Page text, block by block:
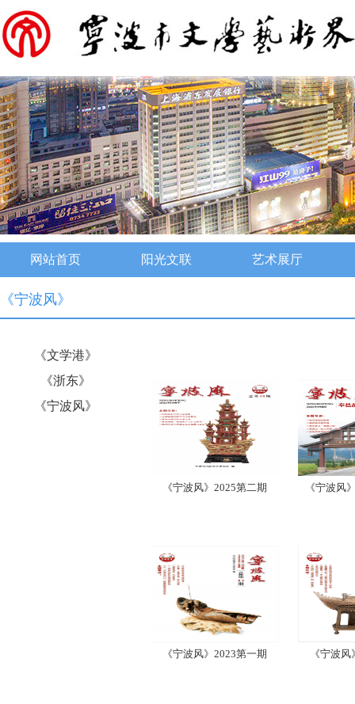
网站首页 阳光文联 艺术展厅
《宁波风》
《文学港》
《浙东》
《宁波风》
《宁波风》2025第二期 《宁波风
《宁波风》2023第一期 《宁波